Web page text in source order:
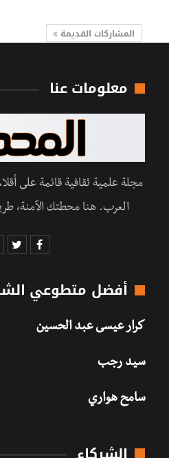
المشاركات القديمة
معلومات عنا
مجلة علمية ثقافية قائمة على
العرب. هنا محطتك الآمنة،
أفضل متطوعي
كرار عيسى عبد الحسين
سيد رجب
سامح هواري